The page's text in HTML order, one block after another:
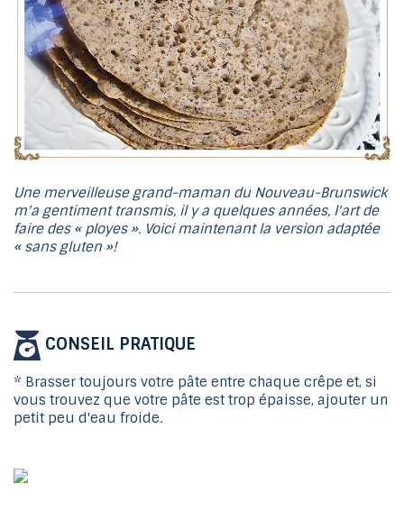
Une merveilleuse grand-maman du Nouveau-Brunswick
m'a gentiment transmis, il y a quelques années, l'art de
faire des « ployes ». Voici maintenant la version adaptée
« sans gluten »!
CONSEIL PRATIQUE
* Brasser toujours votre pâte entre chaque crêpe et, si
vous trouvez que votre pâte est trop épaisse, ajouter un
petit peu d'eau froide.